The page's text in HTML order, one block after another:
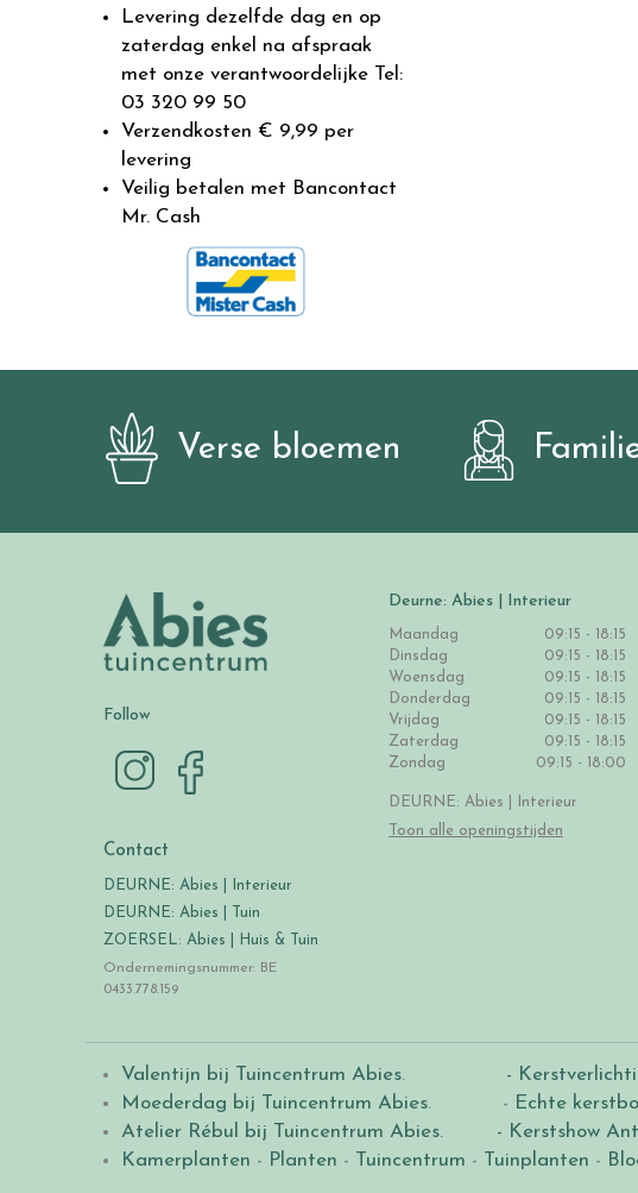
Levering dezelfde dag en op
zaterdag enkel na afspraak
met onze verantwoordelijke Tel:
03 320 99 50
Verzendkosten € 9,99 per
levering
Veilig betalen met Bancontact
Mr. Cash
Verse bloemen
Follow
Contact
DEURNE: Abies | Interieur
DEURNE: Abies | Tuin
ZOERSEL: Abies | Huis & Tuin
Ondernemingsnummer: BE
0433.778.159
Deurne: Abies | Interieur
Maandag
09:15 - 18:15
Dinsdag
09:15 - 18:15
Woensdag
09:15 - 18:15
Donderdag
09:15 - 18:15
Vrijdag
09:15 - 18:15
Zaterdag
09:15 - 18:15
Zondag
09:15 - 18:00
DEURNE: Abies | Interieur
Toon alle openingstijden
Valentijn bij Tuincentrum Abies.
-
Moederdag bij Tuincentrum Abies. - Echte
Atelier Rébul bij Tuincentrum Abies.
- Kerstshow
Kamerplanten - Planten - Tuincentrum - Tuinplanten -